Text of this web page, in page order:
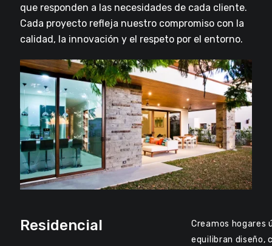
que responden a las necesidades de cada cliente.
Cada proyecto refleja nuestro compromiso con la
calidad, la innovación y el respeto por el entorno.
Residencial
Creamos hogares
equilibran diseño,